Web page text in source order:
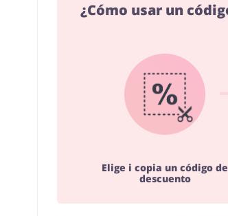
¿Cómo usar un
Elige i copia un código de
descuento